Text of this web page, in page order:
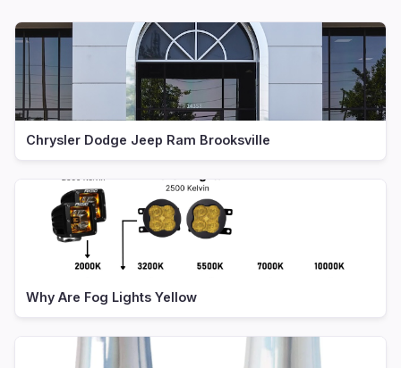
Chrysler Dodge Jeep Ram Brooksville
Why Are Fog Lights Yellow